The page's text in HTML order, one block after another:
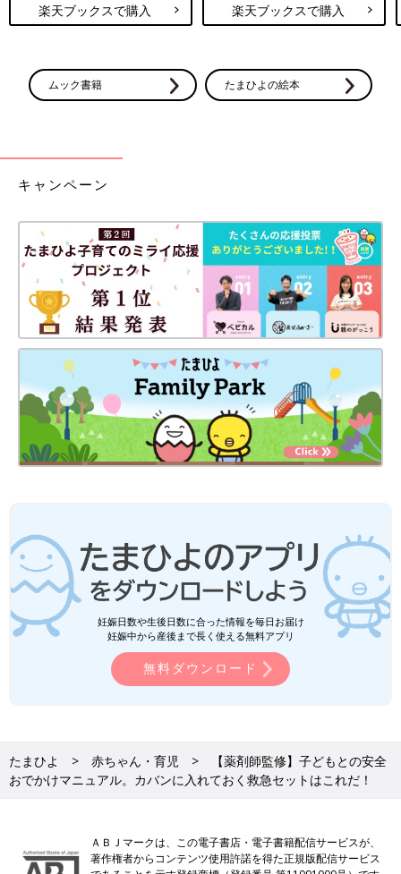
楽天ブックスで購入 楽天ブックスで購入
ムック書籍 たまひよの絵本
キャンペーン
妊娠日数や生後日数に合った情報を毎日お届け
妊娠中から産後まで長く使える無料アプリ
無料ダウンロード
たまひよ 赤ちゃん・育児
【薬剤師監修】子どもとの安全
おでかけマニュアル。カバンに入れておく救急セットはこれだ！
ＡＢＪマークは、この電子書店・電子書籍配信サービスが、
著作権者からコンテンツ使用許諾を得た正規版配信サービス